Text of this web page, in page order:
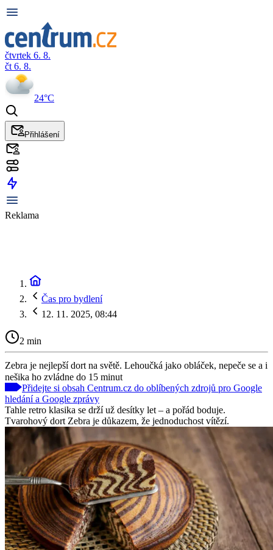
čtvrtek 6. 8.
čt 6. 8.
24°C
Přihlášení
Reklama
Čas pro bydlení
12. 11. 2025, 08:44
2 min
Zebra je nejlepší dort na světě. Lehoučká jako obláček, nepeče se a i
nešika ho zvládne do 15 minut
Přidejte si obsah Centrum.cz do oblíbených zdrojů pro Google
hledání a Google zprávy
Tahle retro klasika se drží už desítky let – a pořád boduje.
Tvarohový dort Zebra je důkazem, že jednoduchost vítězí.